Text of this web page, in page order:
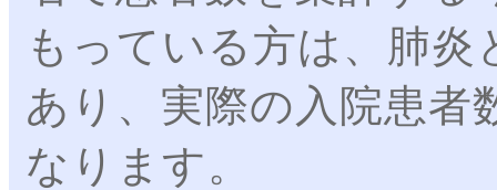
もっている方は、肺
あり、実際の入院患者
なります。